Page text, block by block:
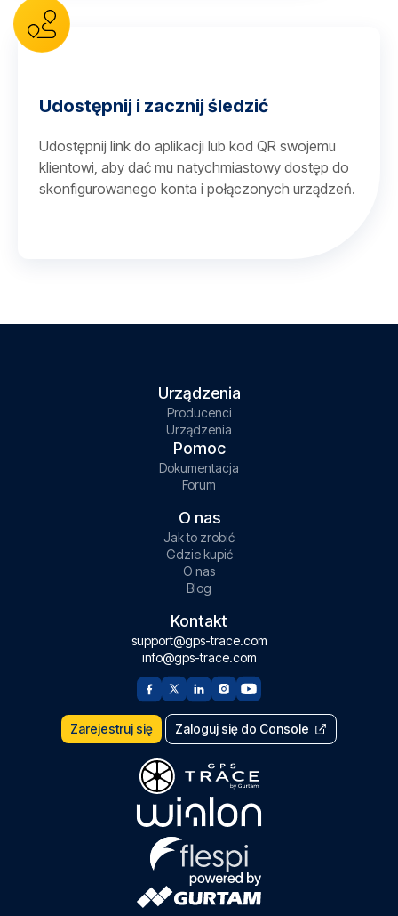
Udostępnij i zacznij śledzić
Udostępnij link do aplikacji lub kod QR swojemu
klientowi, aby dać mu natychmiastowy dostęp do
skonfigurowanego konta i połączonych urządzeń.
Urządzenia
Producenci
Urządzenia
Pomoc
Dokumentacja
Forum
O nas
Jak to zrobić
Gdzie kupić
O nas
Blog
Kontakt
support@gps-trace.com
info@gps-trace.com
Zarejestruj się Zaloguj się do Console